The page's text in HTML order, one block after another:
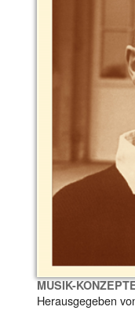
MUSIK-
Herausgegeben